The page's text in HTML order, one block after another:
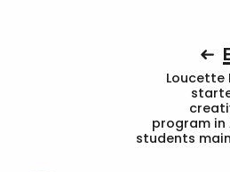
Loucette
program in
students